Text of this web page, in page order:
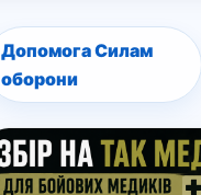
Допомога Силам
оборони